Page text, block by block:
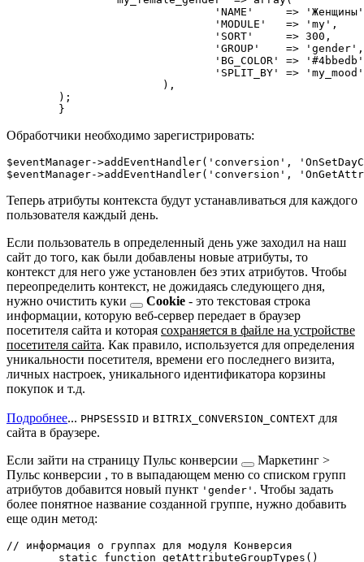
Обработчики необходимо зарегистрировать:
$eventManager->addEventHandler('conversion',
Теперь атрибуты контекста будут устанавливаться для каждого
пользователя каждый день.
Если пользователь в определенный день уже заходил на наш
сайт до того, как были добавлены новые атрибуты, то
контекст для него уже установлен без этих атрибутов. Чтобы
переопределить контекст, не дожидаясь следующего дня,
нужно очистить куки Cookie - это текстовая строка
информации, которую веб-сервер передает в браузер
посетителя сайта и которая сохраняется в файле на устройстве
посетителя сайта. Как правило, используется для определения
уникальности посетителя, времени его последнего визита,
личных настроек, уникального идентификатора корзины
покупок и т.д.
Подробнее... PHPSESSID и BITRIX_CONVERSION_CONTEXT для
сайта в браузере.
Если зайти на страницу Пульс конверсии
Маркетинг >
Пульс конверсии , то в выпадающем меню со списком групп
атрибутов добавится новый пункт 'gender' . Чтобы задать
более понятное название созданной группе, нужно добавить
еще один метод:
// информация о группах для модуля Конверсия